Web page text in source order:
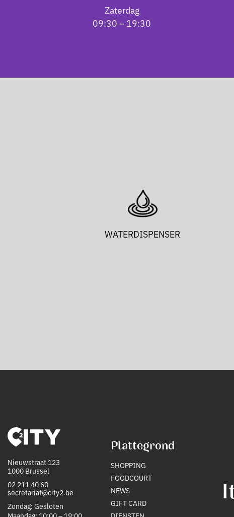
Zaterdag
09:30 – 19:30
WATERDISPENSER
Nieuwstraat 123
1000 Brussel
02 211 40 60
secretariat@city2.be
Zondag: Gesloten
Plattegrond
SHOPPING
FOODCOURT
NEWS
GIFT CARD